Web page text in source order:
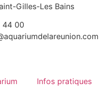
Gilles-Les Bains
44 00
Infos pratiques